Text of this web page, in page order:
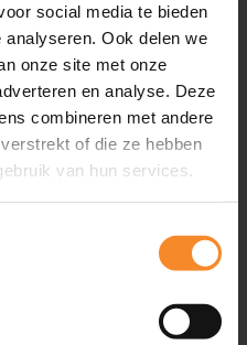
social media te bieden
Ook delen we
onze site met onze
en analyse. Deze
combineren met andere
of die ze hebben
van hun services.
Intenza?